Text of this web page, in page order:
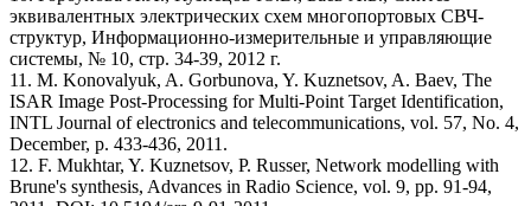
эквивалентных электрических схем многопортовых СВЧ-
структур, Информационно-измерительные и управляющие
системы, № 10, стр. 34-39, 2012 г.
11. M. Konovalyuk, A. Gorbunova, Y. Kuznetsov, A. Baev, The
ISAR Image Post-Processing for Multi-Point Target Identification,
INTL Journal of electronics and telecommunications, vol. 57, No. 4,
December, p. 433-436, 2011.
12. F. Mukhtar, Y. Kuznetsov, P. Russer, Network modelling with
Brune's synthesis, Advances in Radio Science, vol. 9, pp. 91-94,